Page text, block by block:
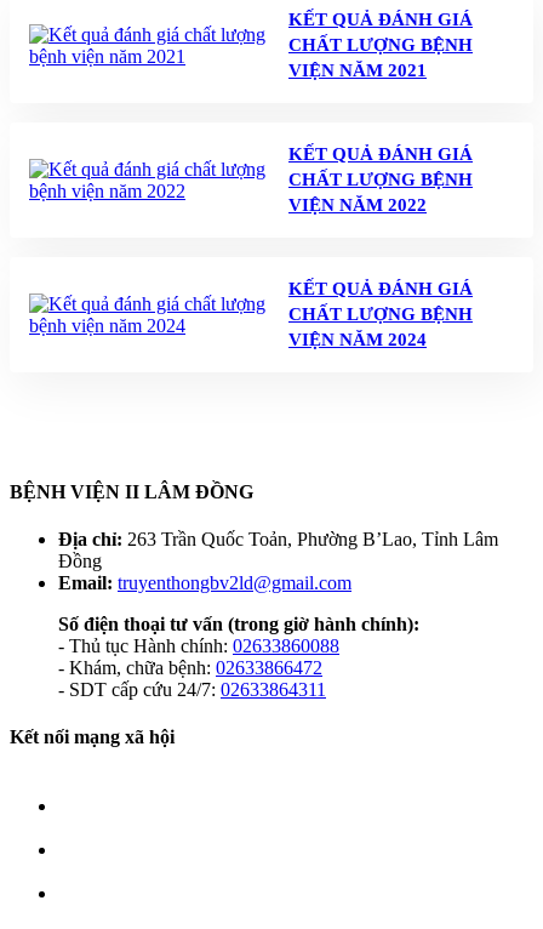
KẾT QUẢ ĐÁNH GIÁ
CHẤT LƯỢNG BỆNH
VIỆN NĂM 2021
KẾT QUẢ ĐÁNH GIÁ
CHẤT LƯỢNG BỆNH
VIỆN NĂM 2022
KẾT QUẢ ĐÁNH GIÁ
CHẤT LƯỢNG BỆNH
VIỆN NĂM 2024
BỆNH VIỆN II LÂM ĐỒNG
Địa chỉ: 263 Trần Quốc Toản, Phường B’Lao, Tỉnh Lâm
Đồng
Email: truyenthongbv2ld@gmail.com
Số điện thoại tư vấn (trong giờ hành chính):
- Thủ tục Hành chính: 02633860088
- Khám, chữa bệnh: 02633866472
- SDT cấp cứu 24/7: 02633864311
Kết nối mạng xã hội